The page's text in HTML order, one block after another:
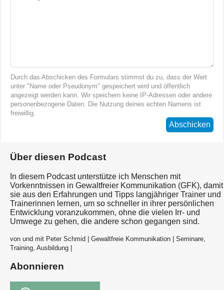
Durch das Abschicken des Formulars stimmst du zu, dass der Wert
unter "Name oder Pseudonym" gespeichert wird und öffentlich
angezeigt werden kann. Wir speichern keine IP-Adressen oder andere
personenbezogene Daten. Die Nutzung deines echten Namens ist
freiwillig.
Abschicken
Über diesen Podcast
In diesem Podcast unterstütze ich Menschen mit
Vorkenntnissen in Gewaltfreier Kommunikation (GFK), damit
sie aus den Erfahrungen und Tipps langjähriger Trainer und
Trainerinnen lernen, um so schneller in ihrer persönlichen
Entwicklung voranzukommen, ohne die vielen Irr- und
Umwege zu gehen, die andere schon gegangen sind.
von und mit Peter Schmid | Gewaltfreie Kommunikation | Seminare,
Training, Ausbildung |
Abonnieren